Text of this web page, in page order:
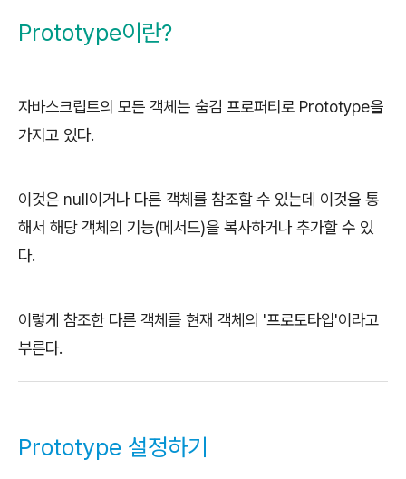
Prototype이란?
자바스크립트의 모든 객체는 숨김 프로퍼티로 Prototype을
가지고 있다.
이것은 null이거나 다른 객체를 참조할 수 있는데 이것을 통
해서 해당 객체의 기능(메서드)을 복사하거나 추가할 수 있
다.
이렇게 참조한 다른 객체를 현재 객체의 '프로토타입'이라고
부른다.
Prototype 설정하기